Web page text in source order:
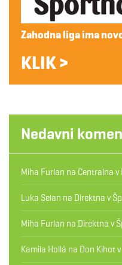
Zahodna liga ima
KLIK >
Nedavni
Miha Furlan na Centralna v
Luka Selan na Direktna v
Miha Furlan na Direktna v
Kamila Hollá na Don Kihot